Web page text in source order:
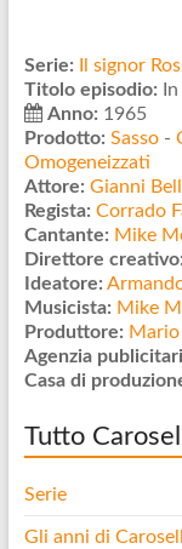
Serie:
Il signor
Titolo episodio:
Anno: 1965
Prodotto: Sasso-
Omogeneizzati
Attore: Gianni
Regista: Corrado
Cantante: Mike
Direttore creativo:
Ideatore:
Musicista: Mike
Produttore: Mario
Agenzia
Casa di
Tutto
Serie
Gli anni di